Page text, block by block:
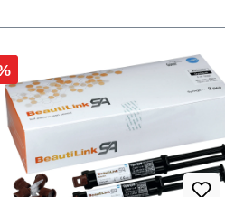
Rabatt
%